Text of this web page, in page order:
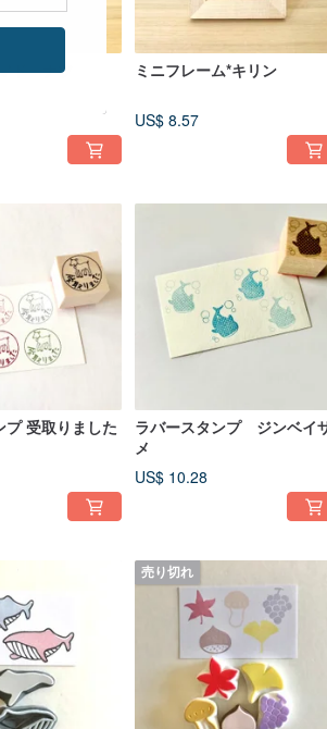
ドーナツ ミニフレーム*キリン
US$ 8.57
ラバースタンプ 受取りました
ラバースタンプ ジンベイ
メ
US$ 10.28
売り切れ